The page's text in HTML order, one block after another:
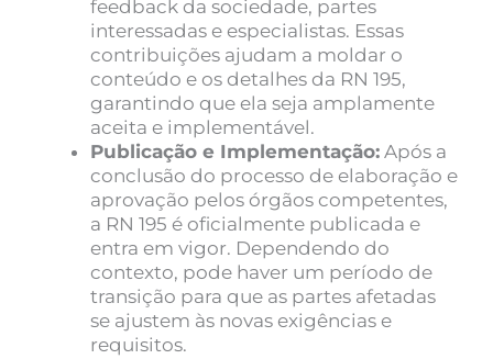
feedback da sociedade, partes
interessadas e especialistas. Essas
contribuições ajudam a moldar o
conteúdo e os detalhes da RN 195,
garantindo que ela seja amplamente
aceita e implementável.
Publicação e Implementação: Após a
conclusão do processo de elaboração e
aprovação pelos órgãos competentes,
a RN 195 é oficialmente publicada e
entra em vigor. Dependendo do
contexto, pode haver um período de
transição para que as partes afetadas
se ajustem às novas exigências e
requisitos.